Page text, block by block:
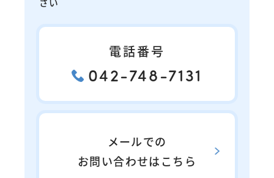
電話番号
042-748-7131
メールでの
お問い合わせはこちら